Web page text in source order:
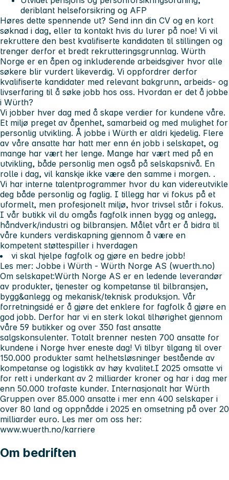
deriblant helseforsikring og AFP
Høres dette spennende ut? Send inn din CV og en kort
søknad i dag, eller ta kontakt hvis du lurer på noe! Vi vil
rekruttere den best kvalifiserte kandidaten til stillingen og
trenger derfor et bredt rekrutteringsgrunnlag. Würth
Norge er en åpen og inkluderende arbeidsgiver hvor alle
søkere blir vurdert likeverdig. Vi oppfordrer derfor
kvalifiserte kandidater med relevant bakgrunn, arbeids- og
livserfaring til å søke jobb hos oss. Hvordan er det å jobbe
i Würth?
Vi jobber hver dag med å skape verdier for kundene våre.
Et miljø preget av åpenhet, samarbeid og med mulighet for
personlig utvikling. Å jobbe i Würth er aldri kjedelig. Flere
av våre ansatte har hatt mer enn én jobb i selskapet, og
mange har vært her lenge. Mange har vært med på en
utvikling, både personlig men også på selskapsnivå. En
rolle i dag, vil kanskje ikke være den samme i morgen. .
Vi har interne talentprogrammer hvor du kan videreutvikle
deg både personlig og faglig. I tillegg har vi fokus på et
uformelt, men profesjonelt miljø, hvor trivsel står i fokus.
I vår butikk vil du omgås fagfolk innen bygg og anlegg,
håndverk/industri og bilbransjen. Målet vårt er å bidra til
våre kunders verdiskapning gjennom å være en
kompetent støttespiller i hverdagen
vi skal hjelpe fagfolk og gjøre en bedre jobb!
Les mer: Jobbe i Würth - Würth Norge AS (wuerth.no)
Om selskapet:Würth Norge AS er en ledende leverandør
av produkter, tjenester og kompetanse til bilbransjen,
bygg&anlegg og mekanisk/teknisk produksjon. Vår
forretningsidé er å gjøre det enklere for fagfolk å gjøre en
god jobb. Derfor har vi en sterk lokal tilhørighet gjennom
våre 59 butikker og over 350 fast ansatte
salgskonsulenter. Totalt brenner nesten 700 ansatte for
kundene i Norge hver eneste dag! Vi tilbyr tilgang til over
150.000 produkter samt helhetsløsninger bestående av
kompetanse og logistikk av høy kvalitet.I 2025 omsatte vi
for rett i underkant av 2 milliarder kroner og har i dag mer
enn 50.000 trofaste kunder. Internasjonalt har Würth
Gruppen over 85.000 ansatte i mer enn 400 selskaper i
over 80 land og oppnådde i 2025 en omsetning på over 20
milliarder euro. Les mer om oss her:
www.wuerth.no/karriere
Om bedriften